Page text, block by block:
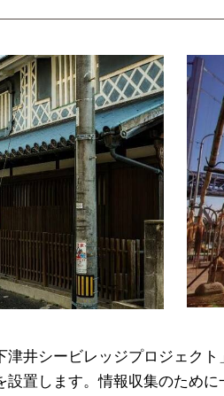
井シービレッジプロジェク
設置します。情報収集のため